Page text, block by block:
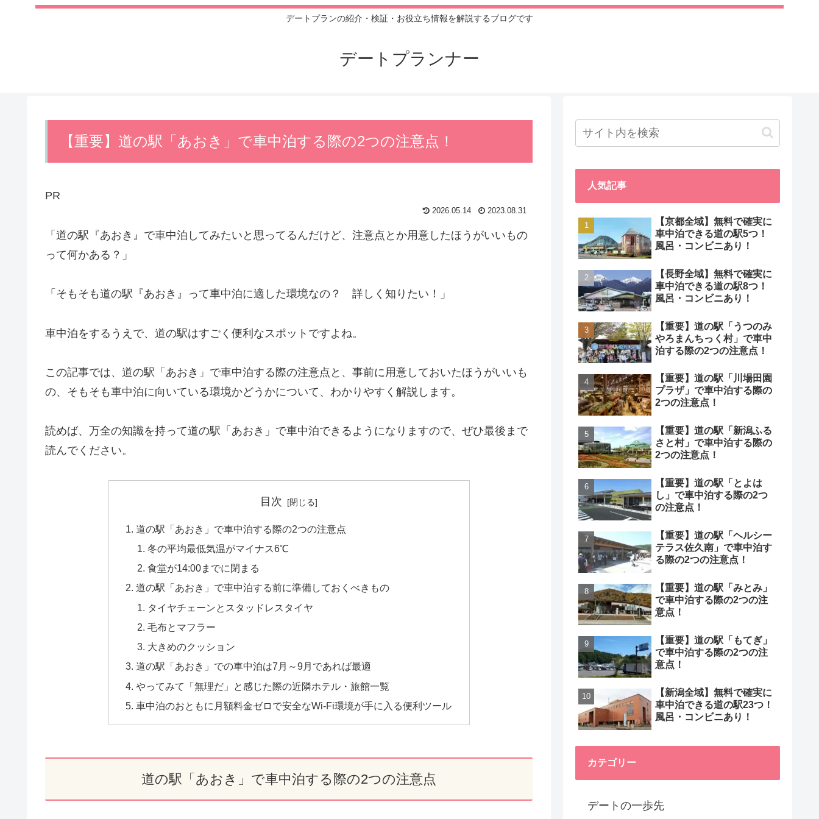
デートプランの紹介・検証・お役立ち情報を解説するブログです
デートプランナー
【重要】道の駅「あおき」で車中泊する際の2つの注意点！
PR
2026.05.14 2023.08.31
「道の駅『あおき』で車中泊してみたいと思ってるんだけど、注意点とか用意したほうがいいもの
って何かある？」
「そもそも道の駅『あおき』って車中泊に適した環境なの？ 詳しく知りたい！」
車中泊をするうえで、道の駅はすごく便利なスポットですよね。
この記事では、道の駅「あおき」で車中泊する際の注意点と、事前に用意しておいたほうがいいも
の、そもそも車中泊に向いている環境かどうかについて、わかりやすく解説します。
読めば、万全の知識を持って道の駅「あおき」で車中泊できるようになりますので、ぜひ最後まで
読んでください。
目次
道の駅「あおき」で車中泊する際の2つの注意点
冬の平均最低気温がマイナス6℃
食堂が14:00までに閉まる
道の駅「あおき」で車中泊する前に準備しておくべきもの
タイヤチェーンとスタッドレスタイヤ
毛布とマフラー
大きめのクッション
道の駅「あおき」での車中泊は7月～9月であれば最適
やってみて「無理だ」と感じた際の近隣ホテル・旅館一覧
車中泊のおともに月額料金ゼロで安全なWi-Fi環境が手に入る便利ツール
道の駅「あおき」で車中泊する際の2つの注意点
人気記事
【京都全域】無料で確実に
車中泊できる道の駅5つ！
風呂・コンビニあり！
【長野全域】無料で確実に
車中泊できる道の駅8つ！
風呂・コンビニあり！
【重要】道の駅「うつのみ
やろまんちっく村」で車中
泊する際の2つの注意点！
【重要】道の駅「川場田園
プラザ」で車中泊する際の
2つの注意点！
【重要】道の駅「新潟ふる
さと村」で車中泊する際の
2つの注意点！
【重要】道の駅「とよは
し」で車中泊する際の2つ
の注意点！
【重要】道の駅「ヘルシー
テラス佐久南」で車中泊す
る際の2つの注意点！
【重要】道の駅「みとみ」
で車中泊する際の2つの注
意点！
【重要】道の駅「もてぎ」
で車中泊する際の2つの注
意点！
【新潟全域】無料で確実に
車中泊できる道の駅23つ！
風呂・コンビニあり！
カテゴリー
デートの一歩先